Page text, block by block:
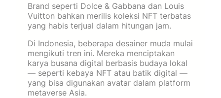
Brand seperti Dolce & Gabbana dan Louis
Vuitton bahkan merilis koleksi NFT terbatas
yang habis terjual dalam hitungan jam.
Di Indonesia, beberapa desainer muda mulai
mengikuti tren ini. Mereka menciptakan
karya busana digital berbasis budaya lokal
— seperti kebaya NFT atau batik digital —
yang bisa digunakan avatar dalam platform
metaverse Asia.